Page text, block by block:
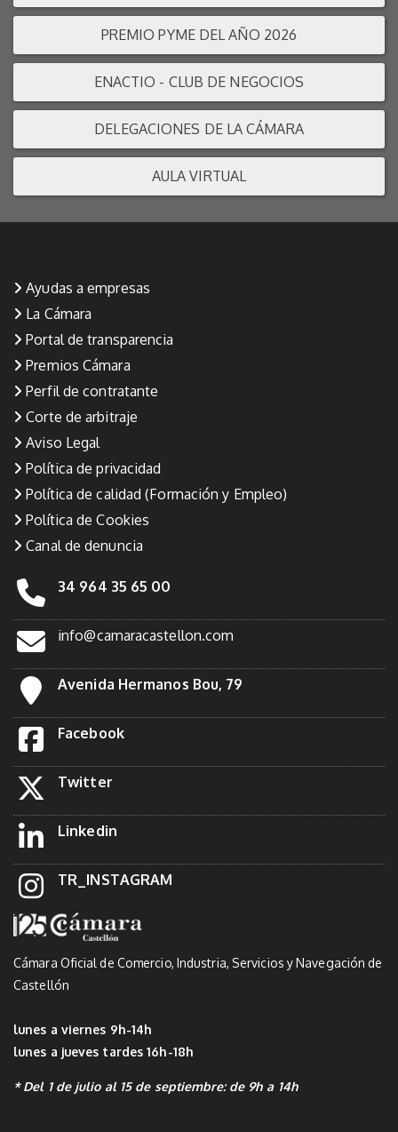
PREMIO PYME DEL AÑO 2026
ENACTIO - CLUB DE NEGOCIOS
DELEGACIONES DE LA CÁMARA
AULA VIRTUAL
Ayudas a empresas
La Cámara
Portal de transparencia
Premios Cámara
Perfil de contratante
Corte de arbitraje
Aviso Legal
Política de privacidad
Política de calidad (Formación y Empleo)
Política de Cookies
Canal de denuncia
34 964 35 65 00
info@camaracastellon.com
Avenida Hermanos Bou, 79
Facebook
Twitter
Linkedin
TR_INSTAGRAM
Cámara Oficial de Comercio, Industria, Servicios y Navegación de
Castellón
lunes a viernes 9h-14h
lunes a jueves tardes 16h-18h
* Del 1 de julio al 15 de septiembre: de 9h a 14h